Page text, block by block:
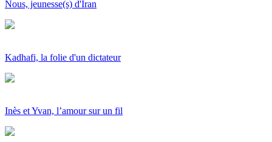
Nous, jeunesse(s) d'Iran
Kadhafi, la folie d'un dictateur
Inès et Yvan, l’amour sur un fil